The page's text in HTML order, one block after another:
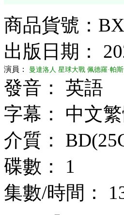
商品貨號：
出版日期：
演員： 曼達洛人 星球大戰 佩德羅·帕
發音： 英語
字幕： 中文
介質：
碟數： 1
集數/時間：